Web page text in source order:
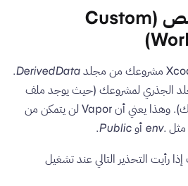
دليل عمل مخصّص (Custom
DerivedData
.
الجذري لمشروعك (حيث يوجد ملف
الخاص بك). وهذا يعني أن Vapor لن يتمكن من
مثل .env أو Public
.
رأيت التحذير التالي عند تشغيل